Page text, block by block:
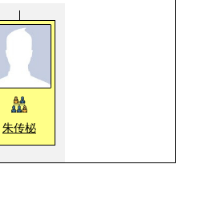
朱传柲